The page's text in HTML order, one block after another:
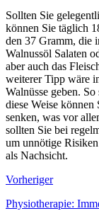
Sollten Sie
können Sie täglich
den 37 Gramm, die
Walnussöl Salaten
aber auch das
weiterer Tipp wäre
Walnüsse geben.
diese Weise
senken, was vor
sollten Sie bei
um unnötige
als Nachsicht.
Vorheriger
Physiotherapie: